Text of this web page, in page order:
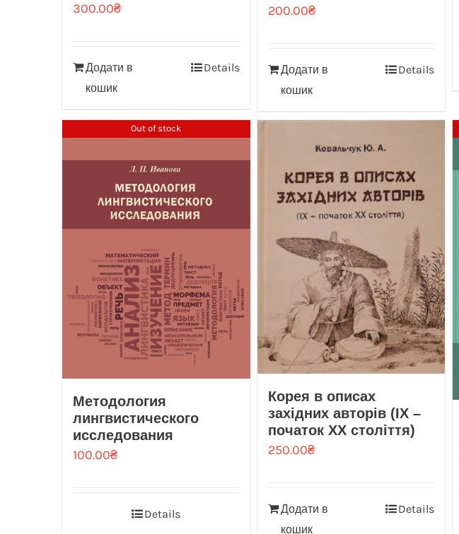
300.00₴
Додати в
кошик
Details
200.00₴
Додати в
кошик
Details
Out of stock
Методология
лингвистического
исследования
100.00₴
Details
Корея в описах
західних авторів (ІХ –
початок ХХ століття)
250.00₴
Додати в
кошик
Details